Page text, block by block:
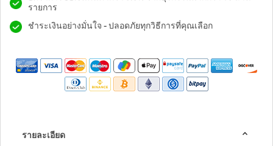
รายการ
ชำระเงินอย่างมั่นใจ - ปลอดภัยทุกวิธีการที่คุณเลือก
รายละเอียด